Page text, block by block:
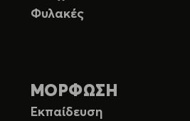
Φυλακές
ΜΟΡΦΩΣΗ
Εκπαίδευση